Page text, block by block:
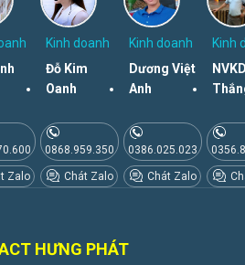
Zalo
Kinh doanh
Đỗ Kim
Oanh
0868.959.350
Chát Zalo
Kinh doanh
Dương Việt
Anh
0386.025.023
Chát Zalo
Kinh
HƯNG PHÁT